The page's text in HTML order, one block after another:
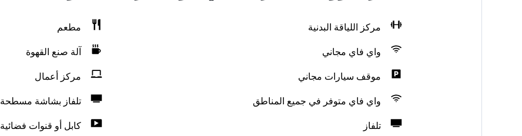
مركز اللياقة البدنية
مطعم
واي فاي مجاني
آلة صنع القهوة
موقف سيارات مجاني
مركز أعمال
واي فاي متوفر في جميع المناطق
تلفاز بشاشة مسطحة
تلفاز
كابل أو قنوات فضائية